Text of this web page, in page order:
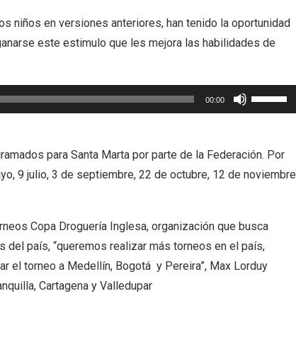
niños en versiones anteriores, han tenido la oportunidad
este estimulo que les mejora las habilidades de
00:00
Utiliza
las
de
flecha
aumentar
o
disminuir
para Santa Marta por parte de la Federación. Por
9 julio, 3 de septiembre, 22 de octubre, 12 de noviembre
Copa Droguería Inglesa, organización que busca
país, “queremos realizar más torneos en el país,
el torneo a Medellín, Bogotá y Pereira”, Max Lorduy
Cartagena y Valledupar